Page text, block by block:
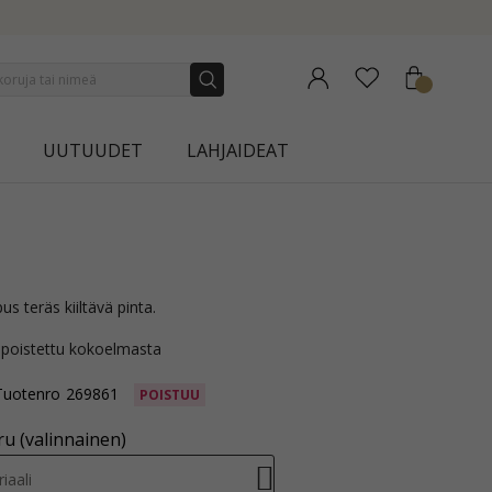
UUTUUDET LAHJAIDEAT
teräs kiiltävä pinta.
poistettu kokoelmasta
269861 POISTUU
(valinnainen)